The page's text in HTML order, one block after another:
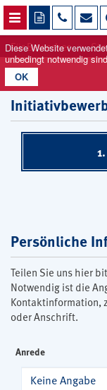
OK
Diese Website
unbedingt notwendig
NAVIGATION ÖFFNEN
Für Bewerber
Persönliche
Teilen Sie uns hier
Notwendig ist die
Kontaktinformation,
oder Anschrift.
Anrede
Keine Angabe